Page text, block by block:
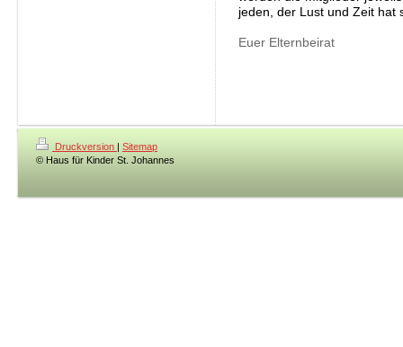
jeden, der Lust und Zeit hat
Euer Elternbeirat
Druckversion | Sitemap
© Haus für Kinder St. Johannes